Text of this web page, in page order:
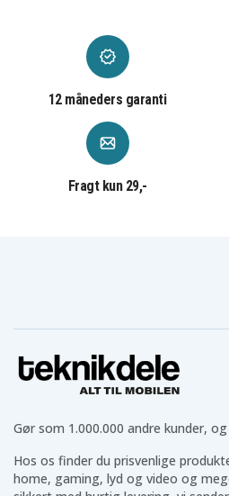
12 måneders garanti
Fragt kun 29,-
Gør som 1.000.000 andre kunder,
Hos os finder du prisvenlige
home, gaming, lyd og video og